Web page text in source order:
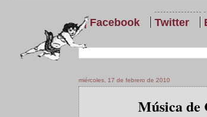
| Facebook Twitter
miércoles, 17 de febrero de 2010
Música de